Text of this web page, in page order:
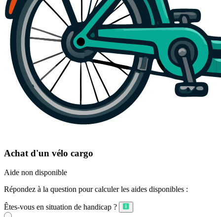
Achat d'un vélo cargo
Aide non disponible
Répondez à la question pour calculer les aides disponibles :
Êtes-vous en situation de handicap ?